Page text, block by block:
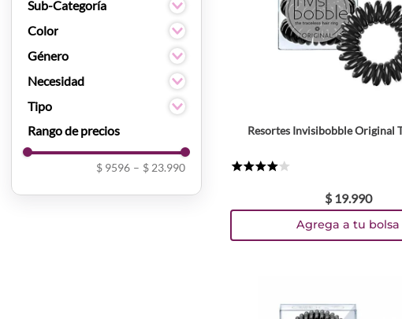
Sub-Categoría
Elasticos y balacas
Color
Negro
Género
Unisex
Necesidad
Cabello Delgado
Tipo
Accesorios
cabello grueso
$ 9596 – $ 23.990
Resortes Invisibobble Original
$ 19.990
Agrega a tu bolsa